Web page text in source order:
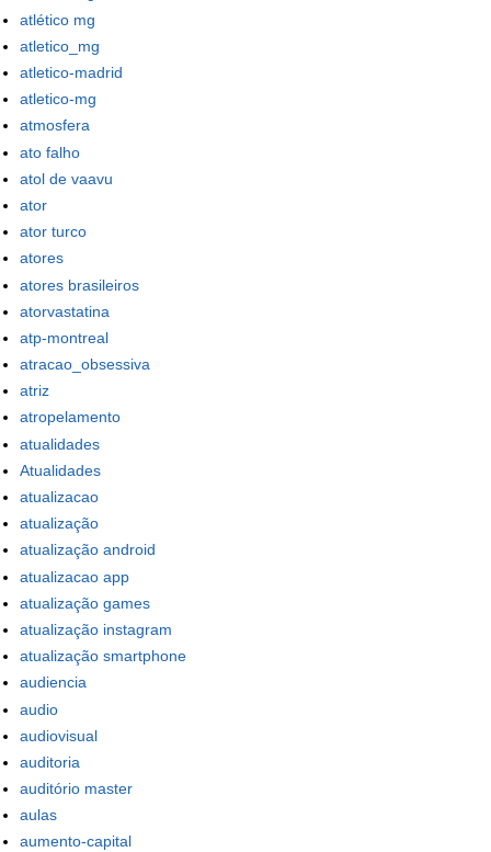
atlético mg
atletico_mg
atletico-madrid
atletico-mg
atmosfera
ato falho
atol de vaavu
ator
ator turco
atores
atores brasileiros
atorvastatina
atp-montreal
atracao_obsessiva
atriz
atropelamento
atualidades
Atualidades
atualizacao
atualização
atualização android
atualizacao app
atualização games
atualização instagram
atualização smartphone
audiencia
audio
audiovisual
auditoria
auditório master
aulas
aumento-capital